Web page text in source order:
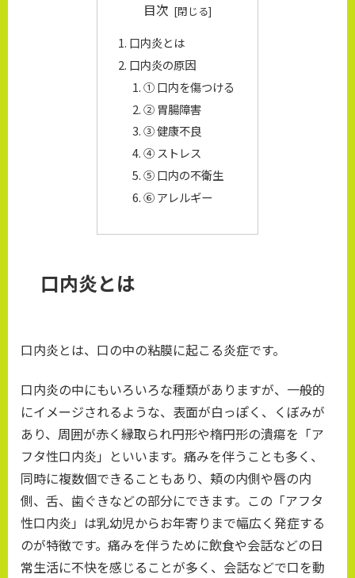
目次
口内炎とは
口内炎の原因
① 口内を傷つける
② 胃腸障害
③ 健康不良
④ ストレス
⑤ 口内の不衛生
⑥ アレルギー
口内炎とは
口内炎とは、口の中の粘膜に起こる炎症です。
口内炎の中にもいろいろな種類がありますが、一般的
にイメージされるような、表面が白っぽく、くぼみが
あり、周囲が赤く縁取られ円形や楕円形の潰瘍を「ア
フタ性口内炎」といいます。痛みを伴うことも多く、
同時に複数個できることもあり、頬の内側や唇の内
側、舌、歯ぐきなどの部分にできます。この「アフタ
性口内炎」は乳幼児からお年寄りまで幅広く発症する
のが特徴です。痛みを伴うために飲食や会話などの日
常生活に不快を感じることが多く、会話などで口を動